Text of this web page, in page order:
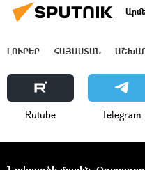
ԼՈՒՐԵՐ ՀԱՅԱՍՏԱՆ
Rutube Telegram